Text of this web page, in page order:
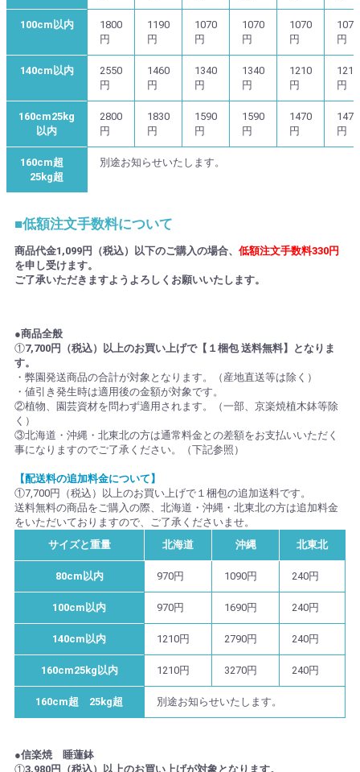
100cm以内
1800
円
1190
円
1070
円
1070
円
1070
円
1070
円
140cm以内
2550
円
1460
円
1340
円
1340
円
1210
円
1210
円
160cm25kg
以内
2800
円
1830
円
1590
円
1590
円
1470
円
1470
円
160cm超
25kg超
別途お知らせいたします。
■低額注文手数料について
商品代金1,099円（税込）以下のご購入の場合、 低額注文手数料330円
を申し受けます。
ご了承いただきますようよろしくお願いいたします。
●商品全般
①7,700円（税込）以上のお買い上げで【１梱包 送料無料】となりま
す。
・弊園発送商品の合計が対象となります。（産地直送等は除く）
・値引き発生時は適用後の金額が対象です。
②植物、園芸資材を問わず適用されます。（一部、京楽焼植木鉢等除
く）
③北海道・沖縄・北東北の方は通常料金との差額をお支払いいただく
事になりますのでご了承ください。（下記参照）
【配送料の追加料金について】
①7,700円（税込）以上のお買い上げで１梱包の追加送料です。
送料無料の商品をご購入の際、北海道・沖縄・北東北の方は追加料金
をいただいておりますので、ご了承くださいませ。
サイズと重量
北海道 沖縄 北東北
80cm以内 970円 1090円 240円
100cm以内 970円 1690円 240円
140cm以内 1210円 2790円 240円
160cm25kg以内 1210円 3270円 240円
160cm超 25kg超 別途お知らせいたします。
●信楽焼 睡蓮鉢
①3,980円（税込）以上のお買い上げが対象となります。